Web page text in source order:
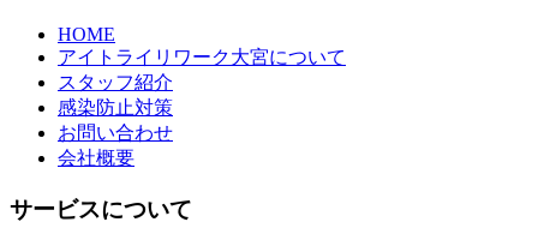
HOME
アイトライリワーク大宮について
スタッフ紹介
感染防止対策
お問い合わせ
会社概要
サービスについて